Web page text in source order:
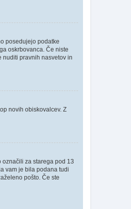
posedujejo podatke
oskrbovanca. Če niste
nuditi pravnih nasvetov in
novih obiskovalcev. Z
označili za starega pod 13
vam je bila podana tudi
pošto. Če ste